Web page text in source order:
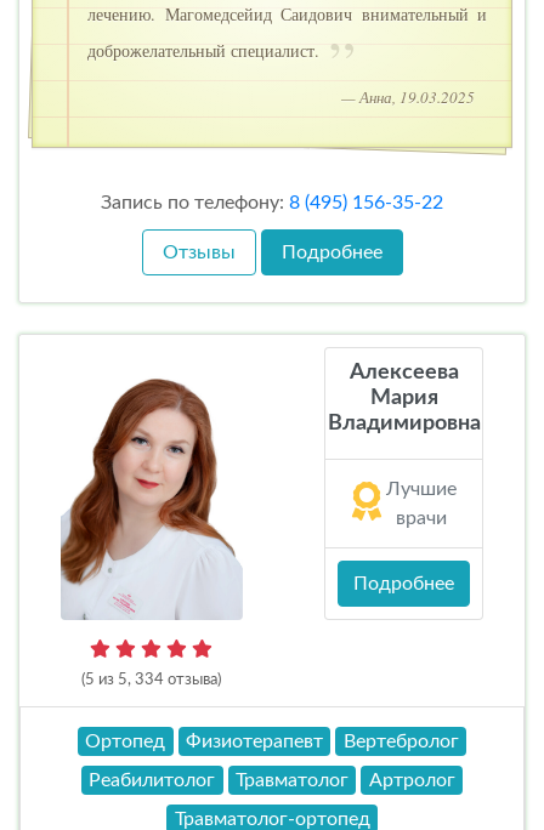
лечению. Магомедсейид Саидович внимательный и
доброжелательный специалист.
— Анна, 19.03.2025
Запись по телефону: 8 (495) 156-35-22
Отзывы Подробнее
(5 из 5, 334 отзыва)
Алексеева
Мария
Владимировна
Лучшие
врачи
Подробнее
Ортопед Физиотерапевт
Вертебролог
Реабилитолог
Травматолог
Артролог
Травматолог-ортопед